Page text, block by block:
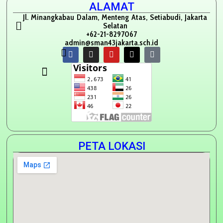
ALAMAT
Jl. Minangkabau Dalam, Menteng Atas, Setiabudi, Jakarta
Selatan
+62-21-8297067
admin@sman43jakarta.sch.id
PETA LOKASI